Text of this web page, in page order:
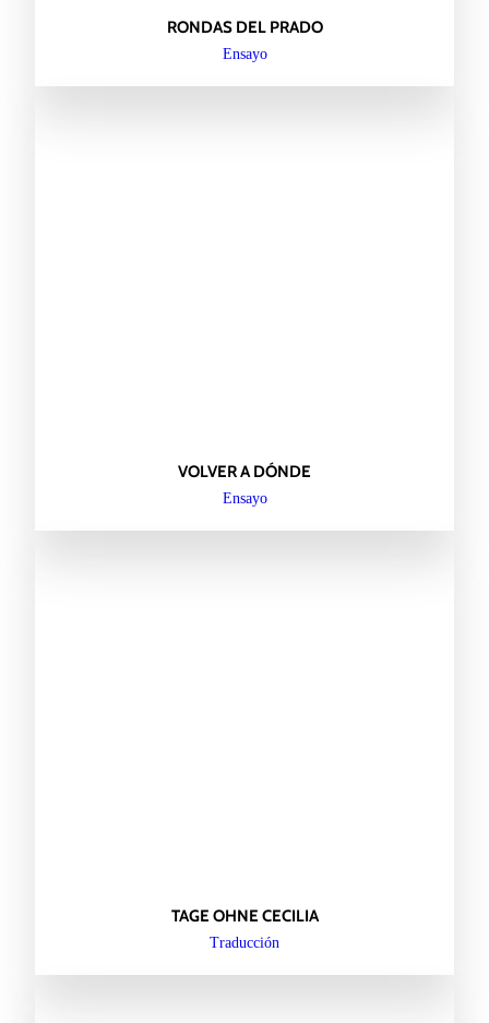
RONDAS DEL PRADO
Ensayo
VOLVER A DÓNDE
Ensayo
TAGE OHNE CECILIA
Traducción